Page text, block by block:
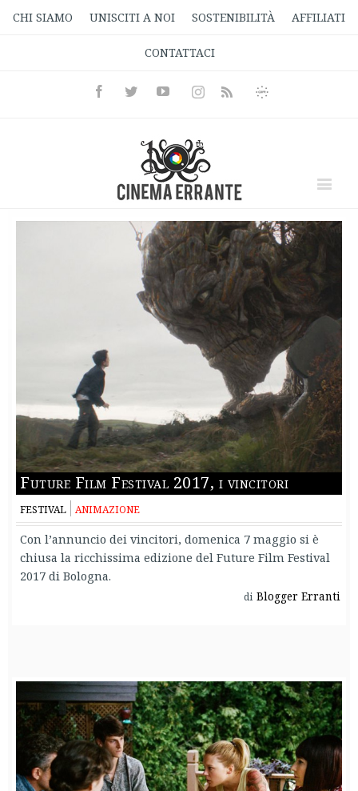
CHI SIAMO UNISCITI A NOI SOSTENIBILITÀ AFFILIATI
CONTATTACI
FacebookTwitterYoutubeInstagramRss
Informativa
Future Film Festival 2017, i vincitori
FESTIVAL ANIMAZIONE
Con l’annuncio dei vincitori, domenica 7 maggio si è
chiusa la ricchissima edizione del Future Film Festival
2017 di Bologna.
di Blogger Erranti